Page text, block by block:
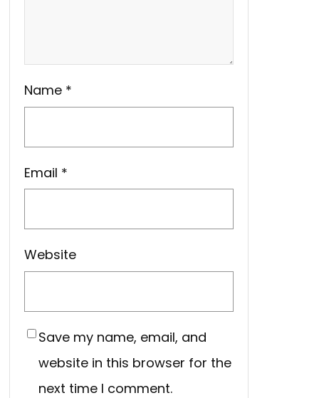
Name *
Email *
Website
Save my name, email, and
website in this browser for the
next time I comment.